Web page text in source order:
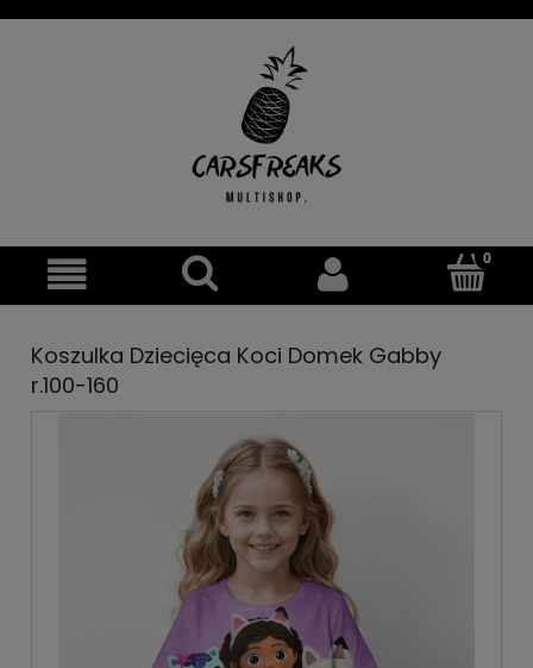
Koszulka Dziecięca Koci Domek Gabby
r.100-160